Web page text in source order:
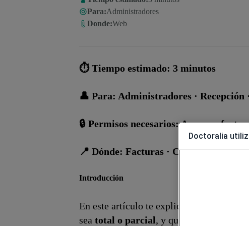
Para:Administradores
Donde:Web
⏱️ Tiempo estimado: 3 minutos
👤 Para: Administradores · Recepción
🔒 Permisos necesarios: Acceso a
📍 Dónde: Facturas · Caja · Ficha del
Introducción
En este artículo te explicamos cómo
sea total o parcial, y qué implica generar
Doctoralia